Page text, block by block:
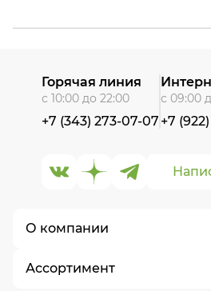
О компании
О нас
Ассортимент
Горячая линия
с 10:00 до 22:00
+7 (343) 273-07-07
с 09:00
+7